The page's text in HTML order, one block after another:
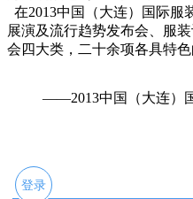
在2013中国（大连）国际服
展演及流行趋势发布会、服
会四大类，二十余项各具特
——2013中国（大连）
登录